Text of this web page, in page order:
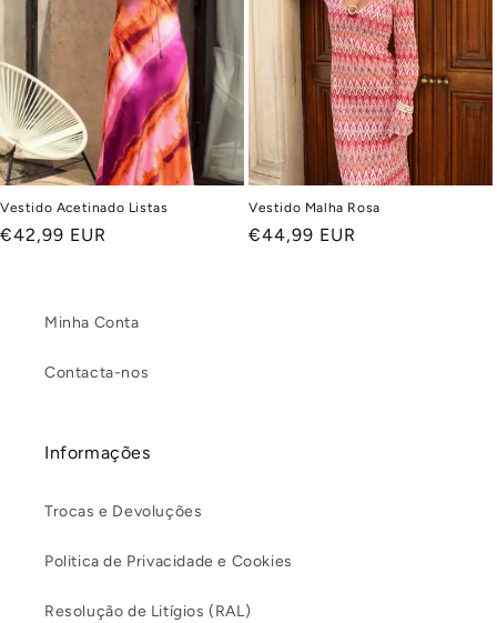
Vestido Acetinado Listas
Preço
€42,99 EUR
Vestido Malha Rosa
Preço
€44,99 EUR
Minha Conta
Contacta-nos
Informações
Trocas e Devoluções
Politica de Privacidade e Cookies
Resolução de Litígios (RAL)